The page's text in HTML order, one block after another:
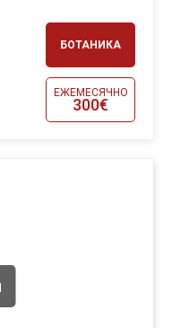
БОТАНИКА
ЕЖЕМЕСЯЧНО
300€